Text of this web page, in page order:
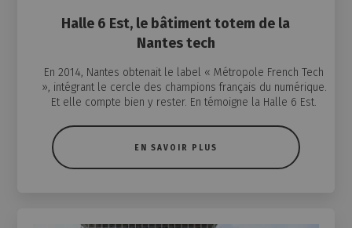
Halle 6 Est, le bâtiment totem de la
Nantes tech
En 2014, Nantes obtenait le label « Métropole French Tech
», intégrant le cercle des champions français du numérique.
Et elle compte bien y rester. En témoigne la Halle 6 Est.
EN SAVOIR PLUS